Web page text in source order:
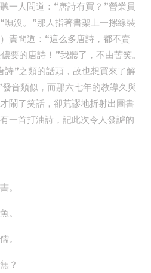
一人問道：“唐詩有買？”營業員
嘸沒。”那人指著書架上一摞線裝
責問道：“這么多唐詩，都不賣
要的唐詩！”我聽了，不由苦笑。
詩”之類的話頭，故也想買來了解
音類似，而那六七年的教導久與
鬧了笑話，卻荒謬地折射出圖書
一首打油詩，記此次令人發謔的
。
。
。
？